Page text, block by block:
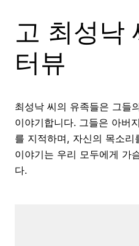
고 최성낙
터뷰
최성낙 씨의 유족들은 그들
이야기합니다. 그들은 아버
를 지적하며, 자신의 목소리
이야기는 우리 모두에게 가
다.